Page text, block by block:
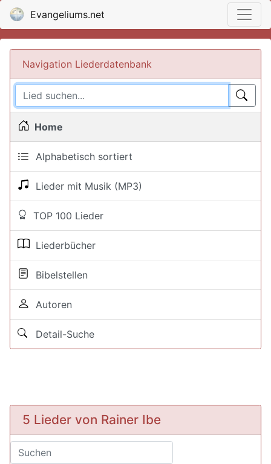
Evangeliums.net
Navigation Liederdatenbank
Home
Alphabetisch sortiert
Lieder mit Musik (MP3)
TOP 100 Lieder
Liederbücher
Bibelstellen
Autoren
Detail-Suche
5 Lieder von Rainer Ibe